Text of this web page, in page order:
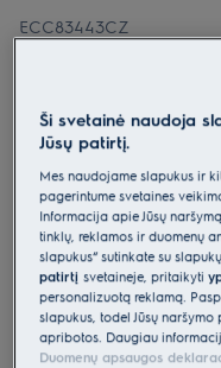
ECC83443CZ
Indukcinė
80 cm 600
„Bridge“ su
Pagrindiniai privalumai
600 serijos kaitlentė su
universalumui.
Kaitlentė su integruotu
ištraukimą.
„OdourClean Plus“
pakartotinai.
Ši svetainė naudoja
Jūsų patirtį.
Mes naudojame slapukus ir
pagerintume svetainės
Informacija apie Jūsų
tinklų, reklamos ir duomenų
slapukus“ sutinkate su
patirtįsvetainėje, pritaikyti
personalizuotą reklamą.
slapukus, todėl Jūsų
apribotos. Daugiau
Duomenų apsaugos